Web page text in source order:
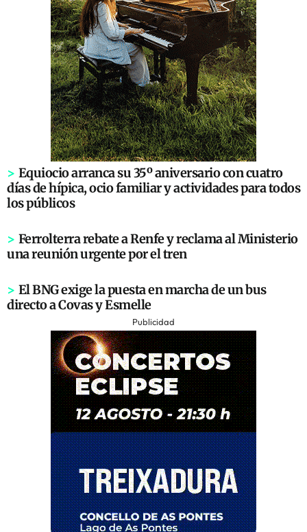
> Equiocio arranca su 35º aniversario con cuatro
días de hípica, ocio familiar y actividades para todos
los públicos
> Ferrolterra rebate a Renfe y reclama al Ministerio
una reunión urgente por el tren
> El BNG exige la puesta en marcha de un bus
directo a Covas y Esmelle
Publicidad